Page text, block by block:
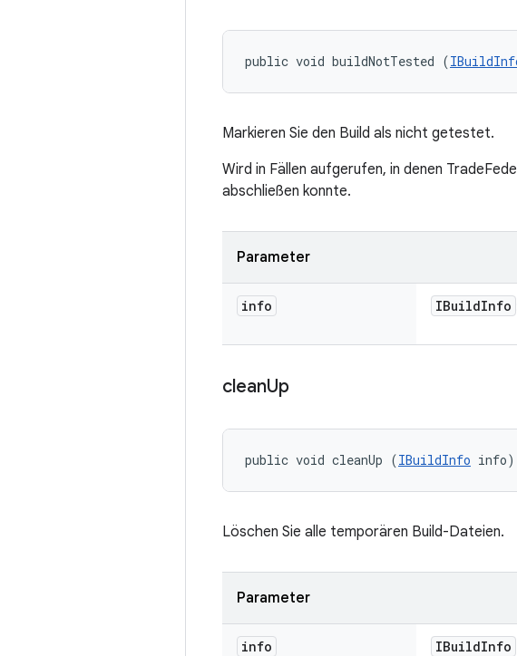
public void buildNotTested (
Markieren Sie den Build als nicht getestet.
Wird in Fällen aufgerufen, in denen
abschließen konnte.
Parameter
info IBuildInfo
cleanUp
public void cleanUp (IBuildInfo info)
Löschen Sie alle temporären Build-Dateien.
Parameter
info IBuildInfo